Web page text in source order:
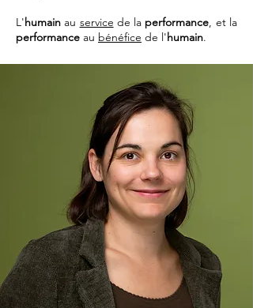
L'humain au service de la performance, et la
performance au bénéfice de l'humain.